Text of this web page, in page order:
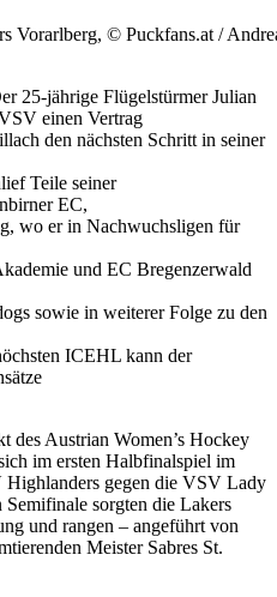
Vorarlberg, © Puckfans.at /
25-jährige Flügelstürmer Julian
einen Vertrag
den nächsten Schritt in seiner
Teile seiner
EC,
wo er in Nachwuchsligen für
und EC Bregenzerwald
sowie in weiterer Folge zu den
ICEHL kann der
des Austrian Women’s Hockey
im ersten Halbfinalspiel im
gegen die VSV Lady
sorgten die Lakers
und rangen – angeführt von
Meister Sabres St.